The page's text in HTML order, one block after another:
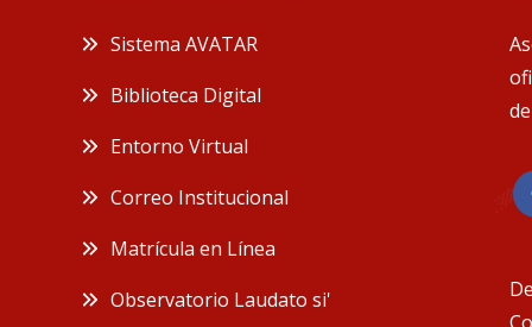
Sistema AVATAR
Biblioteca Digital
Entorno Virtual
Correo Institucional
Matrícula en Línea
Observatorio Laudato si'